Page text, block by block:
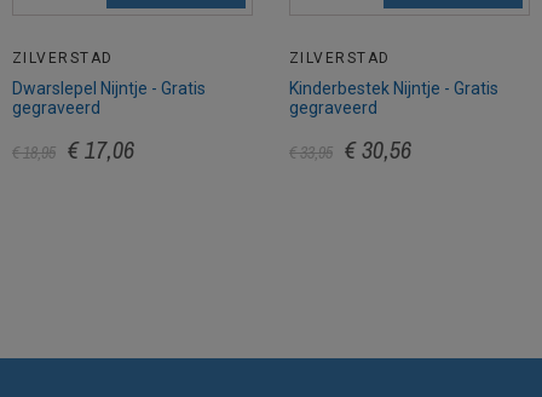
ZILVERSTAD
Dwarslepel Nijntje - Gratis
gegraveerd
€ 18,95 € 17,06
ZILVERSTAD
Kinderbestek Nijntje - Gratis
gegraveerd
€ 33,95 € 30,56